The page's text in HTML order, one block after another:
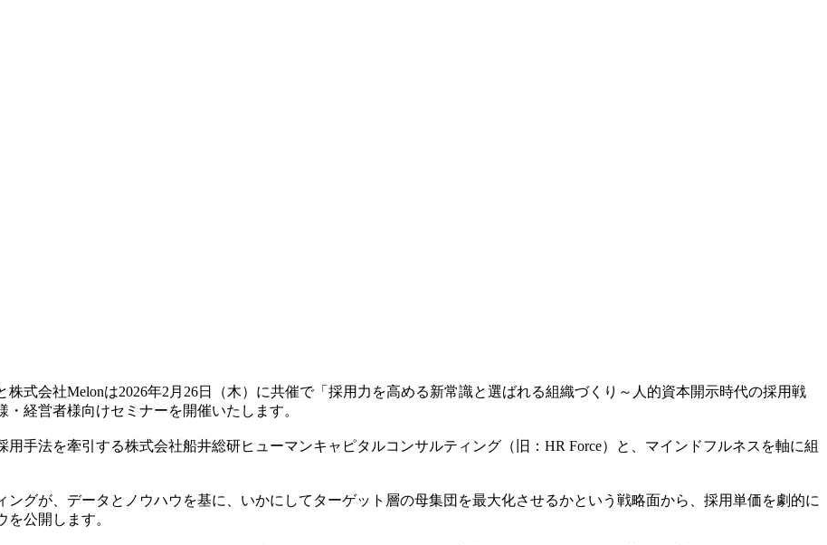
式会社Melonは2026年2月26日（木）に共催で「採用力を高める新常識と選ばれる組織づくり～人的資本開示時代の採用戦
経営者様向けセミナーを開催いたします。
手法を牽引する株式会社船井総研ヒューマンキャピタルコンサルティング（旧：HR Force）と、マインドフルネスを軸に組
グが、データとノウハウを基に、いかにしてターゲット層の母集団を最大化させるかという戦略面から、採用単価を劇的に
公開します。